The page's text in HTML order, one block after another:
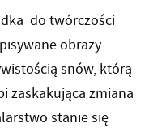
do twórczości
obrazy
snów, którą
zaskakująca zmiana
stanie się